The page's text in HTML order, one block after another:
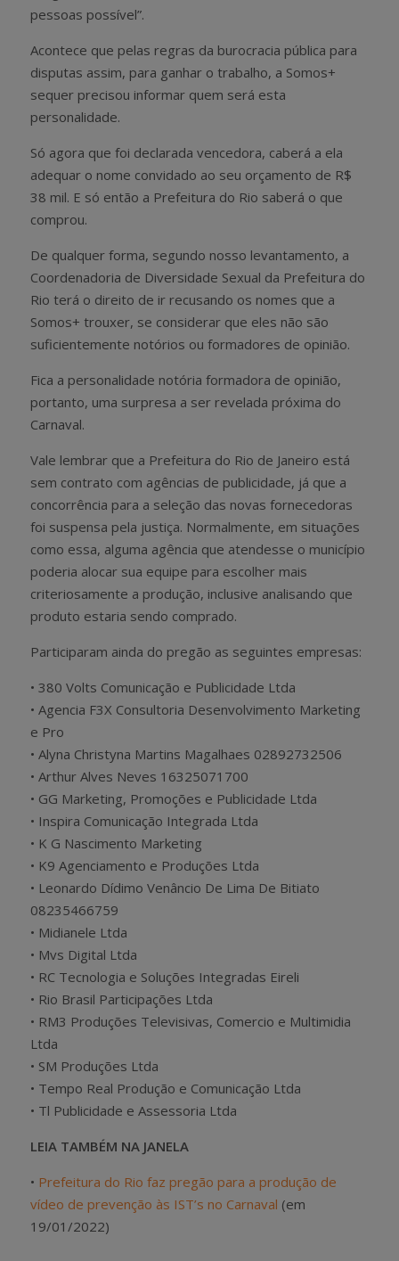
pessoas possível”.
Acontece que pelas regras da burocracia pública para
disputas assim, para ganhar o trabalho, a Somos+
sequer precisou informar quem será esta
personalidade.
Só agora que foi declarada vencedora, caberá a ela
adequar o nome convidado ao seu orçamento de R$
38 mil. E só então a Prefeitura do Rio saberá o que
comprou.
De qualquer forma, segundo nosso levantamento, a
Coordenadoria de Diversidade Sexual da Prefeitura do
Rio terá o direito de ir recusando os nomes que a
Somos+ trouxer, se considerar que eles não são
suficientemente notórios ou formadores de opinião.
Fica a personalidade notória formadora de opinião,
portanto, uma surpresa a ser revelada próxima do
Carnaval.
Vale lembrar que a Prefeitura do Rio de Janeiro está
sem contrato com agências de publicidade, já que a
concorrência para a seleção das novas fornecedoras
foi suspensa pela justiça. Normalmente, em situações
como essa, alguma agência que atendesse o município
poderia alocar sua equipe para escolher mais
criteriosamente a produção, inclusive analisando que
produto estaria sendo comprado.
Participaram ainda do pregão as seguintes empresas:
• 380 Volts Comunicação e Publicidade Ltda
• Agencia F3X Consultoria Desenvolvimento Marketing
e Pro
• Alyna Christyna Martins Magalhaes 02892732506
• Arthur Alves Neves 16325071700
• GG Marketing, Promoções e Publicidade Ltda
• Inspira Comunicação Integrada Ltda
• K G Nascimento Marketing
• K9 Agenciamento e Produções Ltda
• Leonardo Dídimo Venâncio De Lima De Bitiato
08235466759
• Midianele Ltda
• Mvs Digital Ltda
• RC Tecnologia e Soluções Integradas Eireli
• Rio Brasil Participações Ltda
• RM3 Produções Televisivas, Comercio e Multimidia
Ltda
• SM Produções Ltda
• Tempo Real Produção e Comunicação Ltda
• Tl Publicidade e Assessoria Ltda
LEIA TAMBÉM NA JANELA
• Prefeitura do Rio faz pregão para a produção de
vídeo de prevenção às IST’s no Carnaval (em
19/01/2022)